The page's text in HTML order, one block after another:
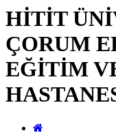
HİTİT
ÇORUM
EĞİTİM